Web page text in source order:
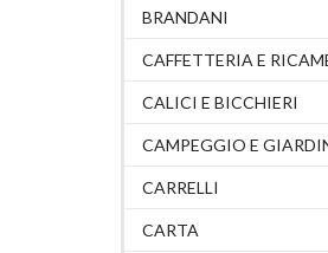
BRANDANI
CAFFETTERIA E
CALICI E BICCHIERI
CAMPEGGIO E
CARRELLI
CARTA